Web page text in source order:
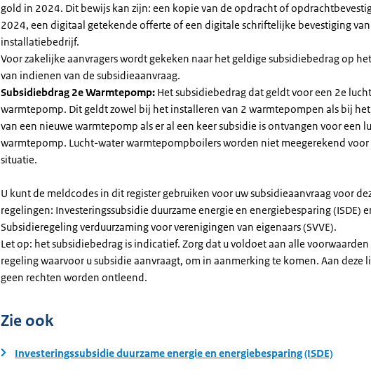
gold in 2024. Dit bewijs kan zijn: een kopie van de opdracht of
2024, een digitaal getekende offerte of een digitale schriftelijke bevestiging
installatiebedrijf.
Voor zakelijke aanvragers wordt gekeken naar het geldige subsidiebedrag op
van indienen van de subsidieaanvraag.
Subsidiebdrag 2e Warmtepomp: Het subsidiebedrag dat geldt voor een 2e
warmtepomp. Dit geldt zowel bij het installeren van 2 warmtepompen als bij
van een nieuwe warmtepomp als er al een keer subsidie is ontvangen voor een
warmtepomp. Lucht-water warmtepompboilers worden niet meegerekend voor
situatie.
U kunt de meldcodes in dit register gebruiken voor uw subsidieaanvraag voor
regelingen: Investeringssubsidie duurzame energie en energiebesparing (ISDE)
Subsidieregeling verduurzaming voor verenigingen van eigenaars (SVVE).
Let op: het subsidiebedrag is indicatief. Zorg dat u voldoet aan alle voorwaarden
regeling waarvoor u subsidie aanvraagt, om in aanmerking te komen. Aan deze
geen rechten worden ontleend.
Zie ook
Investeringssubsidie duurzame energie en energiebesparing (ISDE)